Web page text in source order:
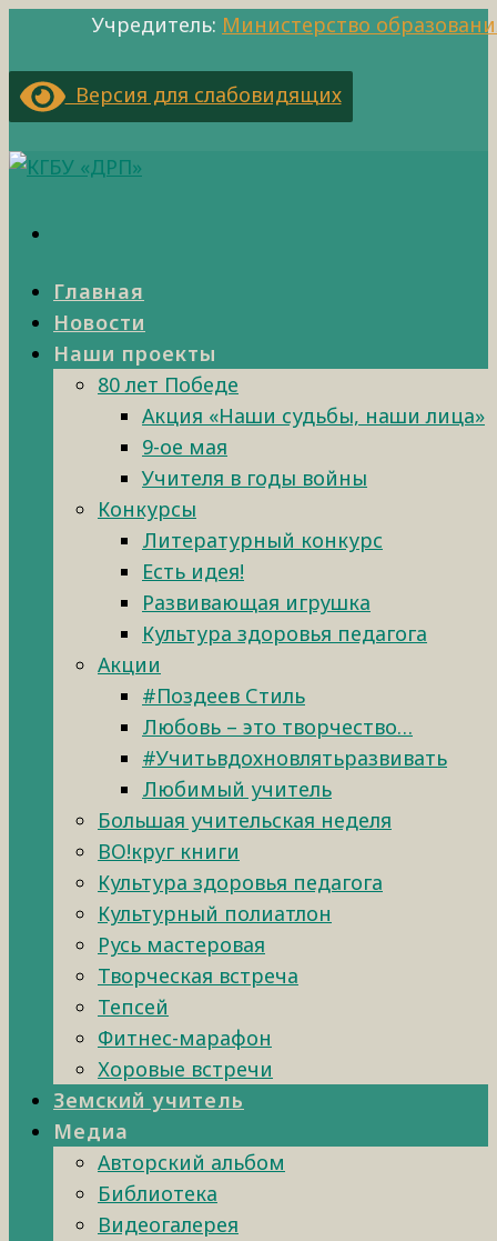
Учредитель: Министерство
Версия для слабовидящих
Главная
Новости
Наши проекты
80 лет Победе
Акция «Наши судьбы, наши лица»
9-ое мая
Учителя в годы войны
Конкурсы
Литературный конкурс
Есть идея!
Развивающая игрушка
Культура здоровья педагога
Акции
#Поздеев Стиль
Любовь – это творчество…
#Учитьвдохновлятьразвивать
Любимый учитель
Большая учительская неделя
ВО!круг книги
Культура здоровья педагога
Культурный полиатлон
Русь мастеровая
Творческая встреча
Тепсей
Фитнес-марафон
Хоровые встречи
Земский учитель
Медиа
Авторский альбом
Библиотека
Видеогалерея